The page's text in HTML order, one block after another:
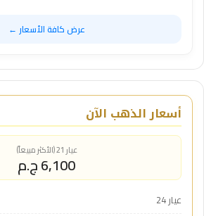
عرض كافة الأسعار ←
أسعار الذهب الآن
عيار 21 (الأكثر مبيعاً)
6,100 ج.م
عيار 24